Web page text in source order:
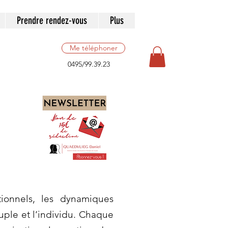
Prendre rendez-vous Plus
Me téléphoner
0495/99.39.23
les dynamiques
et l’individu. Chaque